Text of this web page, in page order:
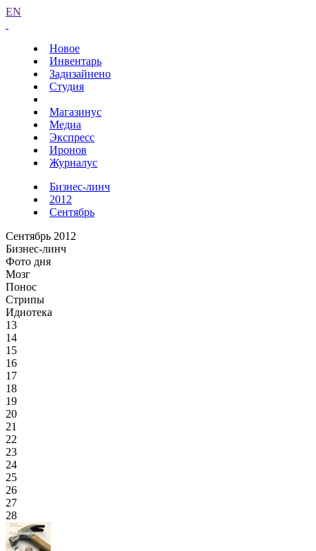
EN
Новое
Инвентарь
Задизайнено
Студия
Магазинус
Медиа
Экспресс
Иронов
Журналус
Бизнес-линч
2012
Сентябрь
Сентябрь 2012
Бизнес-линч
Фото дня
Мозг
Понос
Стрипы
Идиотека
13
14
15
16
17
18
19
20
21
22
23
24
25
26
27
28